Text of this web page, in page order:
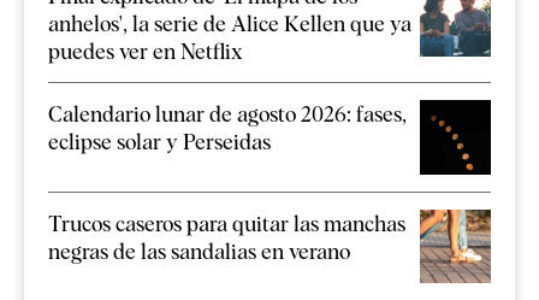
anhelos', la serie de Alice Kellen que ya
puedes ver en Netflix
Calendario lunar de agosto 2026: fases,
eclipse solar y Perseidas
Trucos caseros para quitar las manchas
negras de las sandalias en verano